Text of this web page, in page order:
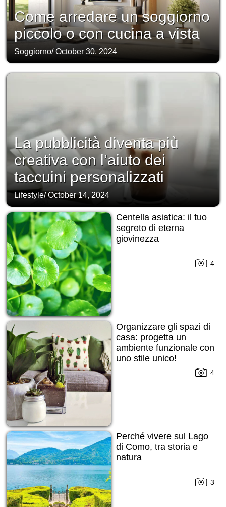
Come arredare un soggiorno
piccolo o con cucina a vista
Soggiorno/October 30, 2024
La pubblicità diventa più
creativa con l’aiuto dei
taccuini personalizzati
Lifestyle/October 14, 2024
Centella asiatica: il tuo
segreto di eterna
giovinezza
4
Organizzare gli spazi di
casa: progetta un
ambiente funzionale con
uno stile unico!
4
Perché vivere sul Lago
di Como, tra storia e
natura
3